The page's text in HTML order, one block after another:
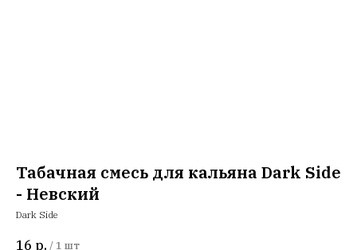
Табачная смесь для кальяна Dark Side
- Невский
Dark Side
16 р. /1 шт